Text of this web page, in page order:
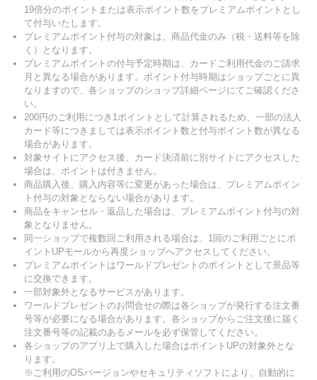
19倍分のポイントまたは表示ポイント数をプレミアムポイントとし
て付与いたします。
プレミアムポイント付与の対象は、商品代金のみ（税・送料等を除
く）となります。
プレミアムポイントの付与予定時期は、カードご利用代金のご請求
月と異なる場合があります。ポイント付与時期はショップごとに異
なりますので、各ショップのショップ詳細ページにてご確認くださ
い。
200円のご利用につき1ポイントとして計算されるため、一部の法人
カード等につきましては表示ポイント数と付与ポイント数が異なる
場合があります。
対象サイトにアクセス後、カード決済前に別サイトにアクセスした
場合は、ポイントは付きません。
商品購入後、購入内容等に変更があった場合は、プレミアムポイン
ト付与の対象とならない場合があります。
商品をキャンセル・返品した場合は、プレミアムポイント付与の対
象となりません。
同一ショップで複数回ご利用される場合は、1回のご利用ごとにポ
イントUPモールから再度ショップへアクセスしてください。
プレミアムポイントはワールドプレゼントのポイントとして景品等
に交換できます。
一部対象外となるサービスがあります。
ワールドプレゼントのお問合せの際は各ショップが発行する注文番
号等が必要になる場合があります。各ショップからご注文後に届く
注文番号等の記載のあるメールを必ず保管してください。
各ショップのアプリ上で購入した場合はポイントUPの対象外とな
ります。
※ご利用のOSバージョンやセキュリティソフトにより、自動的に